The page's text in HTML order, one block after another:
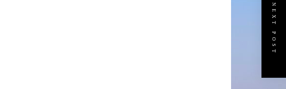
NEXT POST